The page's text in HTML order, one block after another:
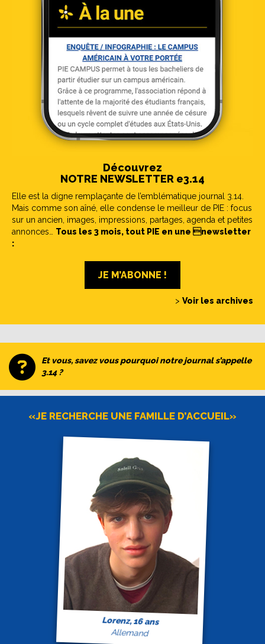
Découvrez
NOTRE NEWSLETTER e3.14
Elle est la digne remplaçante de l’emblématique journal 3.14.
Mais comme son aîné, elle condense le meilleur de PIE : focus
sur un ancien, images, impressions, partages, agenda et petites
annonces… Tous les 3 mois, tout PIE en une newsletter
:
JE M’ABONNE !
> Voir les archives
Et vous, savez vous pourquoi notre journal s’appelle
3.14 ?
«JE RECHERCHE UNE FAMILLE D’ACCUEIL»
Lorenz, 16 ans
Allemand